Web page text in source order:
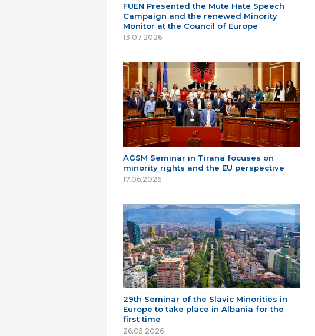
FUEN Presented the Mute Hate Speech
Campaign and the renewed Minority
Monitor at the Council of Europe
13.07.2026
AGSM Seminar in Tirana focuses on
minority rights and the EU perspective
17.06.2026
29th Seminar of the Slavic Minorities in
Europe to take place in Albania for the
first time
26.05.2026